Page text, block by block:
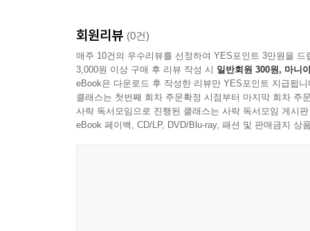
회원리뷰 (0건)
매주 10건의 우수리뷰를 선정하여 YES포인트 3만원을 드
3,000원 이상 구매 후 리뷰 작성 시 일반회원 300원, 마니
eBook은 다운로드 후 작성한 리뷰만 YES포인트 지급됩니
클래스는 첫번째 회차 주문확정 시점부터 마지막 회차 주
사락 독서모임으로 진행된 클래스는 사락 독서모임 게시
eBook 페이백, CD/LP, DVD/Blu-ray, 패션 및 판매금지 상